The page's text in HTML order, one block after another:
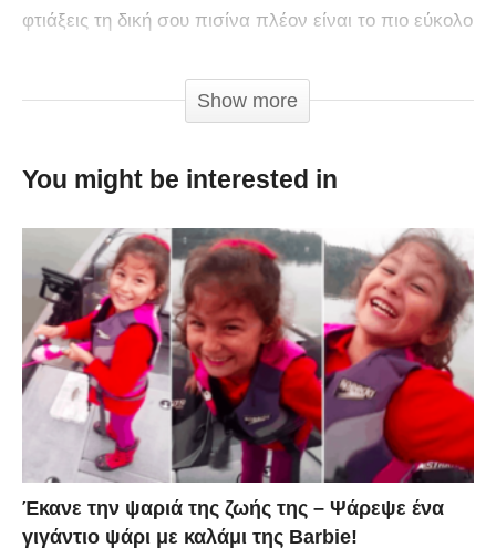
φτιάξεις τη δική σου πισίνα πλέον είναι το πιο εύκολο
παλαιότερα άρθρα ενώ οι «φυσικές» πισίνες είναι το
τελευταίο trend που συναρπάζει.
Show more
You might be interested in
Έκανε την ψαριά της ζωής της – Ψάρεψε ένα
γιγάντιο ψάρι με καλάμι της Barbie!